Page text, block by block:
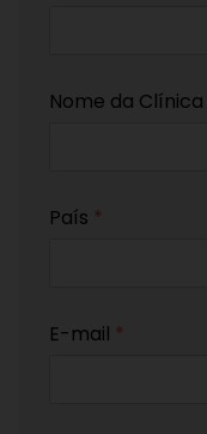
Nome da Clínica
País *
E-mail *